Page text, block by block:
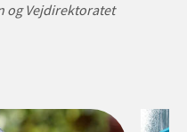
og Vejdirektoratet